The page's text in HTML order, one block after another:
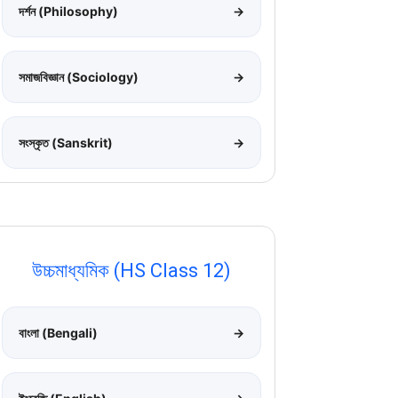
দর্শন (Philosophy) →
সমাজবিজ্ঞান (Sociology) →
সংস্কৃত (Sanskrit) →
উচ্চমাধ্যমিক (HS Class 12)
বাংলা (Bengali) →